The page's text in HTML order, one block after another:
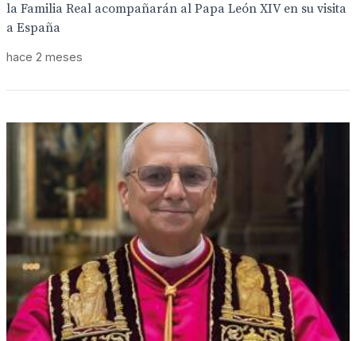
la Familia Real acompañarán al Papa León XIV en su visita
a España
hace 2 meses